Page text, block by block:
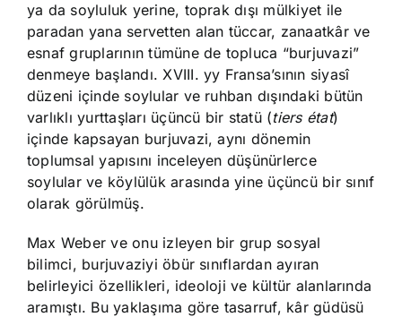
ya da soyluluk yerine, toprak dışı mülkiyet ile
paradan yana servetten alan tüccar, zanaatkâr ve
esnaf gruplarının tümüne de topluca “burjuvazi”
denmeye başlandı. XVIII. yy Fransa’sının siyasî
düzeni içinde soylular ve ruhban dışındaki bütün
varlıklı yurttaşları üçüncü bir statü (tiers état)
içinde kapsayan burjuvazi, aynı dönemin
toplumsal yapısını inceleyen düşünürlerce
soylular ve köylülük arasında yine üçüncü bir sınıf
olarak görülmüş.
Max Weber ve onu izleyen bir grup sosyal
bilimci, burjuvaziyi öbür sınıflardan ayıran
belirleyici özellikleri, ideoloji ve kültür alanlarında
aramıştı. Bu yaklaşıma göre tasarruf, kâr güdüsü